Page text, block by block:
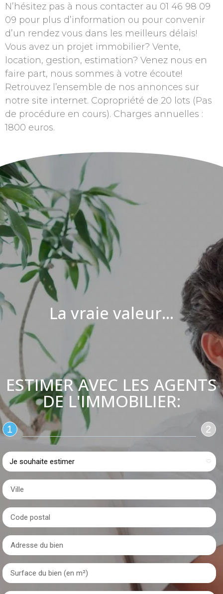
N’hésitez pas à nous contacter au 01 46 98 09
09 pour plus d’information ou pour convenir
d’un rendez vous dans les meilleurs délais!
Vous avez un projet immobilier? Vente,
location, gestion, estimation? Venez nous en
faire part, nous sommes à votre écoute!
Retrouvez l’ensemble de nos annonces sur
notre site internet. Copropriété de 20 lots (Pas
de procédure en cours). Charges annuelles :
1800 euros.
La vraie valeur...
ESTIMER AVEC LES AGENTS
DE L'IMMOBILIER:
1 2